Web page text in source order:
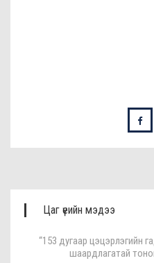
Цаг үеийн мэдээ
“153 дугаар цэцэрлэгийн
шаардлагатай тоног